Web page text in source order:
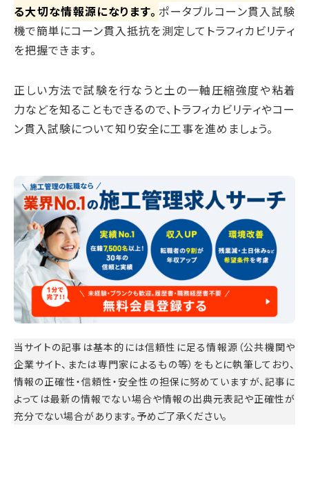
る大切な情報源になります。 ポータブルコーン貫入試験
機で簡単にコーン貫入抵抗を測定してトラフィカビリティ
を把握できます。
正しい方法で試験を行なうと土の一軸圧縮強度や粘着
力などを知ることもできるので、トラフィカビリティやコー
ン貫入試験について知り安全に工事を進めましょう。
当サイトの記事は基本的には信頼性に足る情報源（公共機関や
企業サイト、または専門家によるもの等）をもとに執筆しており、
情報の正確性・信頼性・安全性の担保に努めていますが、記事に
よっては最新の情報でない場合や情報の出典元表記や正確性が
充分でない場合があります。予めご了承ください。